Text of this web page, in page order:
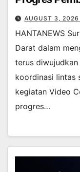
AUGUST 3, 2026
HANTANEWS
Darat dalam
terus
koordinasi lintas
kegiatan Video
progres…